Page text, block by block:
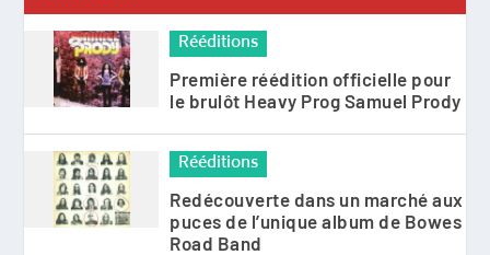
Rééditions
Première réédition officielle pour
le brulôt Heavy Prog Samuel Prody
Rééditions
Redécouverte dans un marché aux
puces de l’unique album de Bowes
Road Band